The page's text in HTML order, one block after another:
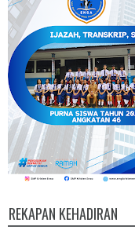
REKAPAN KEHADIRAN